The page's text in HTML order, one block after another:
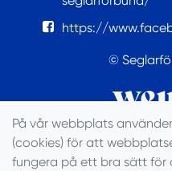
https://
©
På vår webbplats
(cookies) för att
fungera på ett bra sätt för